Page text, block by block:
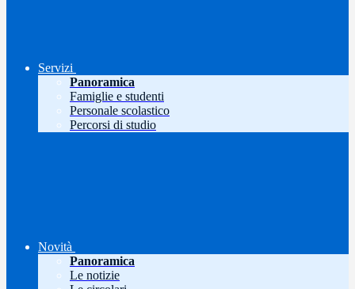
Servizi
Panoramica
Famiglie e studenti
Personale scolastico
Percorsi di studio
Novità
Panoramica
Le notizie